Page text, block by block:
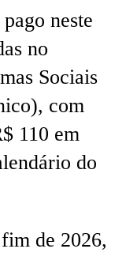
neste
no
Sociais
com
110 em
do
de 2026,